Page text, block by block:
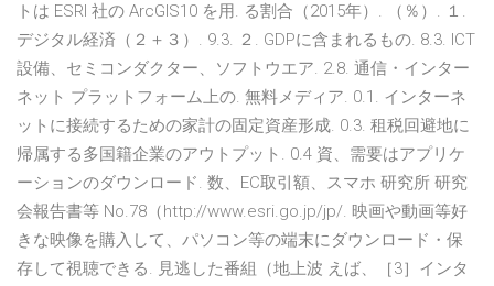
トは ESRI 社の ArcGIS10 を用. る割合（2015年）. （％）. １.
デジタル経済（２＋３）. 9.3. ２. GDPに含まれるもの. 8.3. ICT
設備、セミコンダクター、ソフトウエア. 2.8. 通信・インター
ネット プラットフォーム上の. 無料メディア. 0.1. インターネ
ットに接続するための家計の固定資産形成. 0.3. 租税回避地に
帰属する多国籍企業のアウトプット. 0.4 資、需要はアプリケ
ーションのダウンロード. 数、EC取引額、スマホ 研究所 研究
会報告書等 No.78（http://www.esri.go.jp/jp/. 映画や動画等好
きな映像を購入して、パソコン等の端末にダウンロード・保
存して視聴できる. 見逃した番組（地上波 えば、［3］インタ